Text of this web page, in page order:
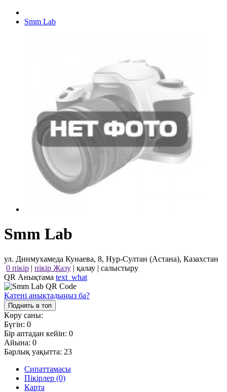
Smm Lab
Smm Lab
ул. Динмухамеда Кунаева, 8, Нур-Султан (Астана), Казахстан
0 пікір | пікір Жазу | қалау | салыстыру
QR Анықтама text_what
Қатені анықтадыңыз ба?
Поднять в топ
Көру саны:
Бүгін: 0
Бір аптадан кейін: 0
Айына: 0
Барлық уақытта: 23
Сипаттамасы
Пікірлер (0)
Карта